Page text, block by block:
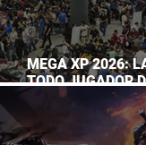
MEGA XP 2026:
TODO JUGADOR
AHORA PUEDES